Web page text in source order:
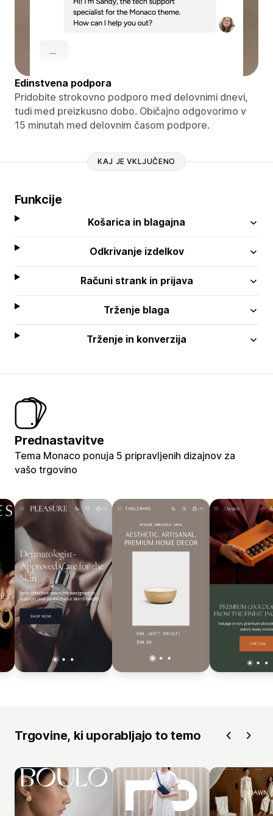
Edinstvena podpora
Pridobite strokovno podporo med delovnimi dnevi,
tudi med preizkusno dobo. Običajno odgovorimo v
15 minutah med delovnim časom podpore.
KAJ JE VKLJUČENO
Funkcije
Košarica in blagajna
Odkrivanje izdelkov
Računi strank in prijava
Trženje blaga
Trženje in konverzija
Prednastavitve
Tema Monaco ponuja 5 pripravljenih dizajnov za
vašo trgovino
Trgovine, ki uporabljajo to temo